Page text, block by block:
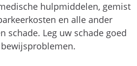
hulpmiddelen, gemist
en alle ander
schade. Leg uw schade goed